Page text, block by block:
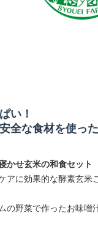
い！
安全な食材を使っ
かせ玄米の和食セット
アに効果的な酵素玄米
の野菜で作ったお味噌